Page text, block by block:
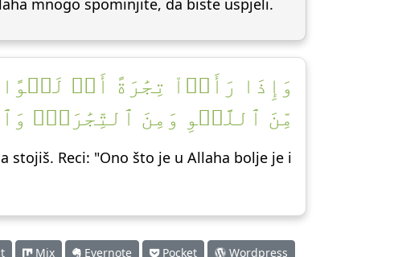
mnogo spominjite, da biste uspjeli.
وَإِذَا رَأَوۡاْ تِجَٰرَةً أَوۡ
مِّنَ ٱللَّهۡوِ وَمِنَ ٱلتِّجَٰرَةِۚ
stojiš. Reci: "Ono što je u Allaha bolje je i
Mix Evernote Pocket Wordpress